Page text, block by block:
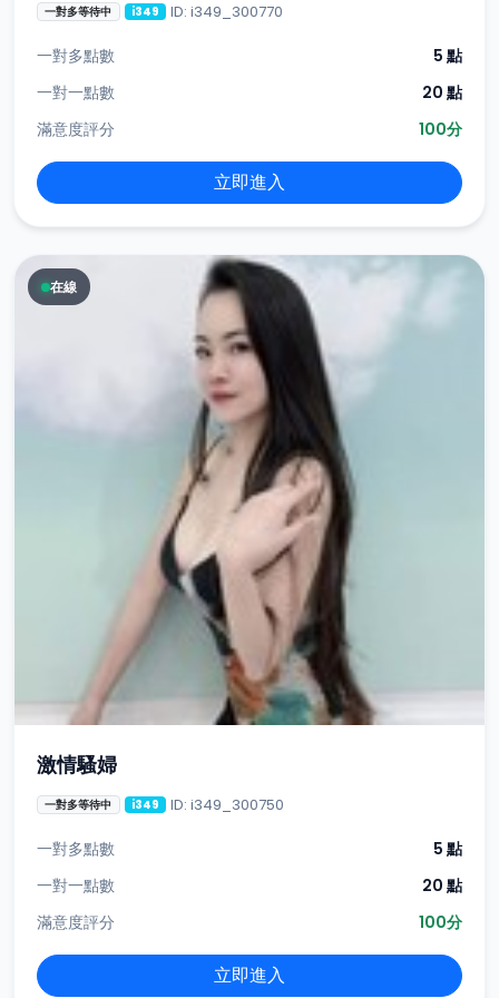
一對多等待中 i349 ID: i349_300770
一對多點數
5 點
一對一點數
20 點
滿意度評分
100分
立即進入
在線
激情騷婦
一對多等待中 i349 ID: i349_300750
一對多點數
5 點
一對一點數
20 點
滿意度評分
100分
立即進入